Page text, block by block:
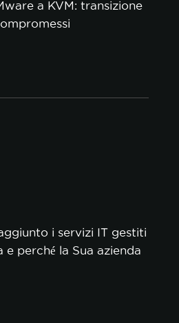
a KVM: transizione
i servizi IT gestiti
perché la Sua azienda